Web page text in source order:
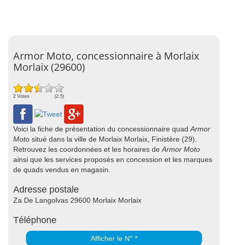
Armor Moto, concessionnaire à Morlaix
Morlaix (29600)
2 Votes (2.5)
Voici la fiche de présentation du concessionnaire quad Armor
Moto situé dans la ville de Morlaix Morlaix, Finistère (29).
Retrouvez les coordonnées et les horaires de Armor Moto
ainsi que les services proposés en concession et les marques
de quads vendus en magasin.
Adresse postale
Za De Langolvas 29600 Morlaix Morlaix
Téléphone
Afficher le N° *